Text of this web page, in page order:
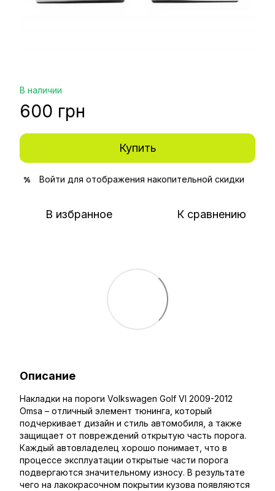
В наличии
600 грн
Купить
% Войти для отображения накопительной скидки
В избранное К сравнению
Описание
Накладки на пороги Volkswagen Golf VI 2009-2012
Omsa – отличный элемент тюнинга, который
подчеркивает дизайн и стиль автомобиля, а также
защищает от повреждений открытую часть порога.
Каждый автовладелец хорошо понимает, что в
процессе эксплуатации открытые части порога
подвергаются значительному износу. В результате
чего на лакокрасочном покрытии кузова появляются